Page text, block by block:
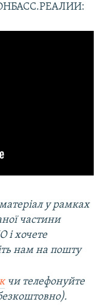
у рамках
частини
і хочете
нам на пошту
чи телефонуйте